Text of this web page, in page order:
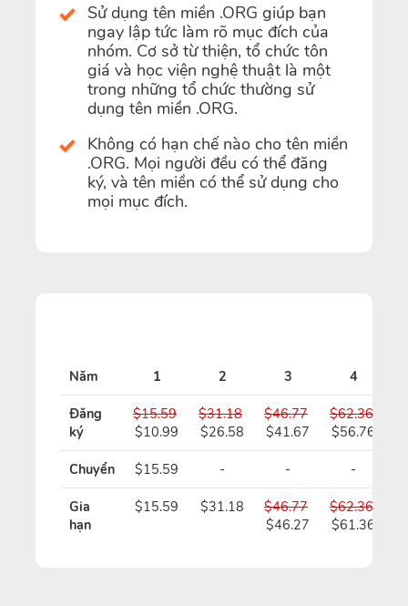
Sử dụng tên miền .ORG giúp bạn
ngay lập tức làm rõ mục đích của
nhóm. Cơ sở từ thiện, tổ chức tôn
giá và học viện nghệ thuật là một
trong những tổ chức thường sử
dụng tên miền .ORG.
Không có hạn chế nào cho tên miền
.ORG. Mọi người đều có thể đăng
ký, và tên miền có thể sử dụng cho
mọi mục đích.
Năm 1 2 3 4
Đăng
ký
$15.59
$10.99
$31.18
$26.58
$46.77
$41.67
$62.36
$56.76
Chuyển $15.59 - - -
Gia
hạn
$15.59 $31.18
$46.77
$46.27
$62.36
$61.36